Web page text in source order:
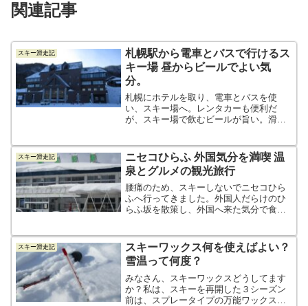
関連記事
スキー滑走記
札幌駅から電車とバスで行けるス
キー場 昼からビールでよい気
分。
札幌にホテルを取り、電車とバスを使
い、スキー場へ。レンタカーも便利だ
が、スキー場で飲むビールが旨い。滑り
スキー滑走記
ニセコひらふ 外国気分を満喫 温
泉とグルメの観光旅行
腰痛のため、スキーしないでニセコひら
ふへ行ってきました。外国人だらけのひ
らふ坂を散策し、外国へ来た気分で食事
の温泉とグルメの旅でした。
スキー滑走記
スキーワックス何を使えばよい？
雪温って何度？
みなさん、スキーワックスどうしてます
か？私は、スキーを再開した３シーズン
前は、スプレータイプの万能ワックスを